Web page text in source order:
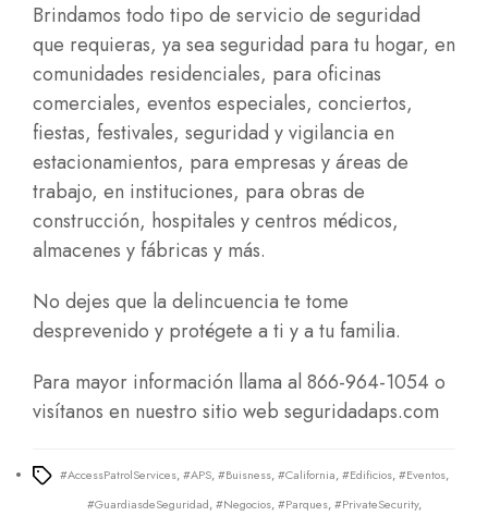
Brindamos todo tipo de servicio de seguridad
que requieras, ya sea seguridad para tu hogar, en
comunidades residenciales, para oficinas
comerciales, eventos especiales, conciertos,
fiestas, festivales, seguridad y vigilancia en
estacionamientos, para empresas y áreas de
trabajo, en instituciones, para obras de
construcción, hospitales y centros médicos,
almacenes y fábricas y más.
No dejes que la delincuencia te tome
desprevenido y protégete a ti y a tu familia.
Para mayor información llama al 866-964-1054 o
visítanos en nuestro sitio web seguridadaps.com
Tags
#AccessPatrolServices,#APS,#Buisness,#California,#Edificios,#Eventos,
#GuardiasdeSeguridad,#Negocios,#Parques,#PrivateSecurity,